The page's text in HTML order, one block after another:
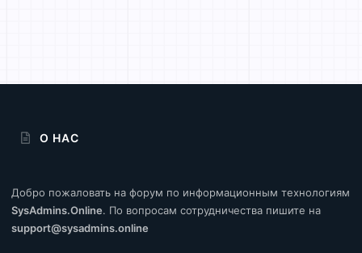
О НАС
Добро пожаловать на форум по информационным технологиям
SysAdmins.Online. По вопросам сотрудничества пишите на
support@sysadmins.online